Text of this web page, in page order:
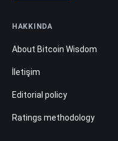
HAKKINDA
About Bitcoin Wisdom
İletişim
Editorial policy
Ratings methodology